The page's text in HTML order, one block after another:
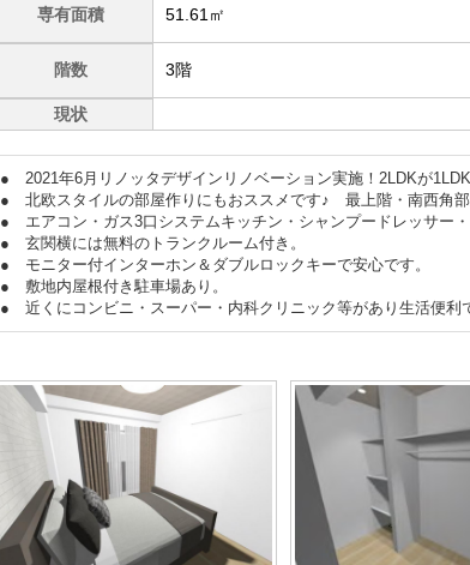
専有面積 51.61㎡
階数 3階
現状
● 2021年6月リノッタデザインリノベーション実施！2LDKが
● 北欧スタイルの部屋作りにもおススメです♪ 最上階・南西角部
● エアコン・ガス3口システムキッチン・シャンプードレッサー
● 玄関横には無料のトランクルーム付き。
● モニター付インターホン＆ダブルロックキーで安心です。
● 敷地内屋根付き駐車場あり。
● 近くにコンビニ・スーパー・内科クリニック等があり生活便利